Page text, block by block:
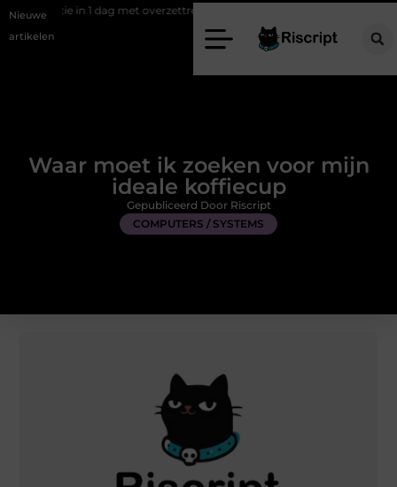
Nieuwe
artikelen
dag met overzettreden als slimme oplossing
Waar moet ik zoeken voor mijn
ideale koffiecup
COMPUTERS / SYSTEMS
Gepubliceerd Door Riscript